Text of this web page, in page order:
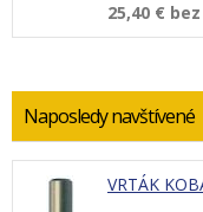
25,40 € bez
Naposledy navštívené
VRTÁK